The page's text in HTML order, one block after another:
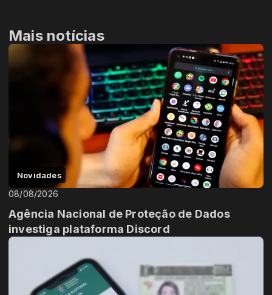
Mais notícias
Novidades
08/08/2026
Agência Nacional de Proteção de Dados
investiga plataforma Discord